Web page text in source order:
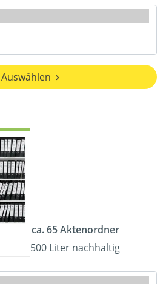
Auswählen
ca. 65 Aktenordner
500 Liter nachhaltig